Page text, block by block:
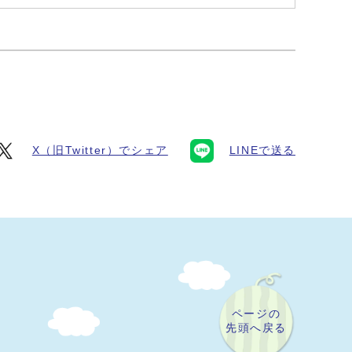
X（旧Twitter）でシェア LINEで送る
ページの
先頭へ戻る